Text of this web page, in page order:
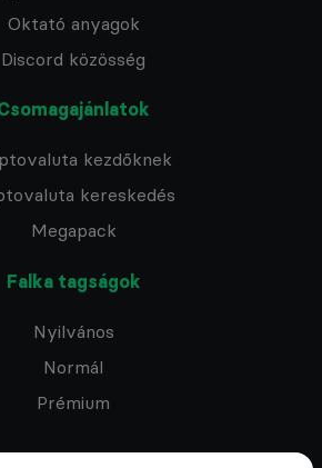
Oktató anyagok
Discord közösség
kezdőknek
kereskedés
Megapack
Falka tagságok
Nyilvános
Normál
Prémium